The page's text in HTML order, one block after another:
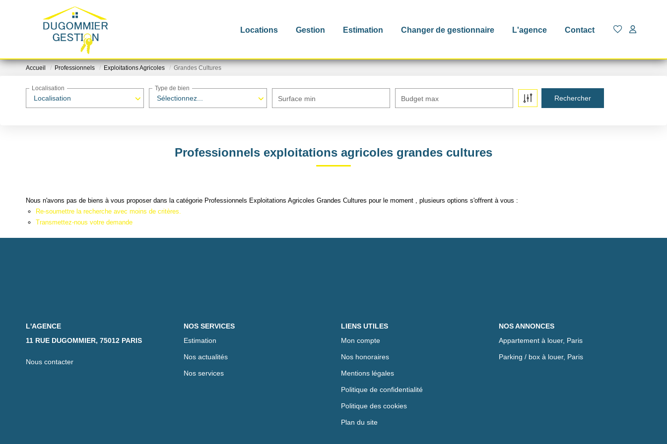
Locations Gestion Estimation Changer de gestionnaire L'agence Contact
Accueil Professionnels Exploitations Agricoles Grandes Cultures
Localisation
Localisation
Sélectionnez...
Type de bien
Surface min Budget max
Professionnels exploitations agricoles grandes cultures
Nous n'avons pas de biens à vous proposer dans la catégorie Professionnels Exploitations Agricoles Grandes Cultures pour le moment , plusieurs options s'offrent à vous :
Re-soumettre la recherche avec moins de critères.
Transmettez-nous votre demande
L'AGENCE
11 RUE DUGOMMIER, 75012 PARIS
Nous contacter
NOS SERVICES
Estimation
Nos actualités
Nos services
LIENS UTILES
Mon compte
Nos honoraires
Mentions légales
Politique de confidentialité
Politique des cookies
Plan du site
NOS ANNONCES
Appartement à louer, Paris
Parking / box à louer, Paris